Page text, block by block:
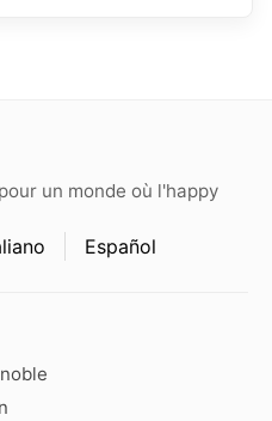
un monde où l'happy
Español